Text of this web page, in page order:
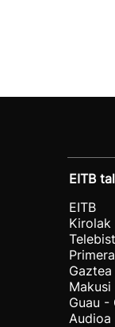
EITB
EITB
Kirolak
Gaztea
Makusi
Guau -
Audioa